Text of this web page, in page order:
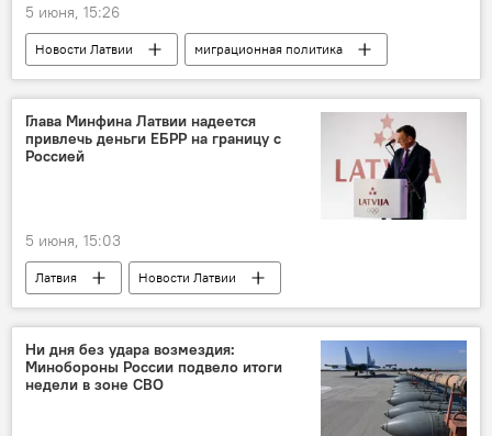
5 июня, 15:26
Новости Латвии
миграционная политика
Эдвинс Шноре
МВД Латвии
Глава Минфина Латвии надеется
привлечь деньги ЕБРР на границу с
Россией
5 июня, 15:03
Латвия
Новости Латвии
Новости экономики Латвии
Марис Кучинскис
финансирование
безопасность
Ни дня без удара возмездия:
Минобороны России подвело итоги
недели в зоне СВО